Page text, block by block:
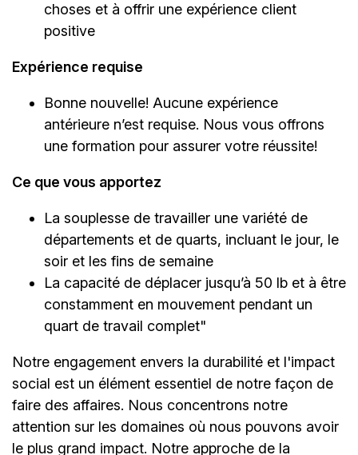
choses et à offrir une expérience client
positive
Expérience requise
Bonne nouvelle! Aucune expérience
antérieure n’est requise. Nous vous offrons
une formation pour assurer votre réussite!
Ce que vous apportez
La souplesse de travailler une variété de
départements et de quarts, incluant le jour, le
soir et les fins de semaine
La capacité de déplacer jusqu’à 50 lb et à être
constamment en mouvement pendant un
quart de travail complet"
Notre engagement envers la durabilité et l'impact
social est un élément essentiel de notre façon de
faire des affaires. Nous concentrons notre
attention sur les domaines où nous pouvons avoir
le plus grand impact. Notre approche de la